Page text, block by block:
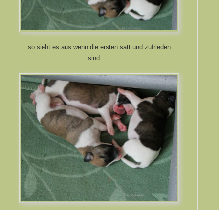
so sieht es aus wenn die ersten satt und zufrieden
sind…..